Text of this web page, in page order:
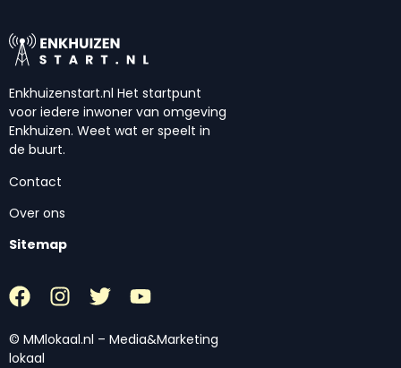
Enkhuizenstart.nl Het startpunt
voor iedere inwoner van omgeving
Enkhuizen. Weet wat er speelt in
de buurt.
Contact
Over ons
Sitemap
© MMlokaal.nl – Media&Marketing
lokaal